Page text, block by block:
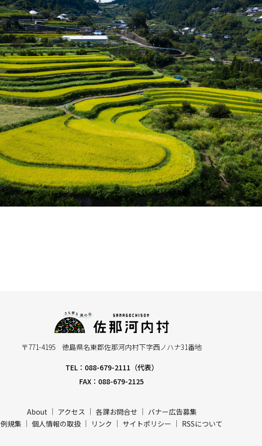
〒771-4195 徳島県名東郡佐那河内村下字西ノハナ31番地
TEL：088-679-2111（代表）
FAX：088-679-2125
About アクセス 各課お問合せ
バナー広告募集
例規集
個人情報の取扱 リンク サイトポリシー RSSについて